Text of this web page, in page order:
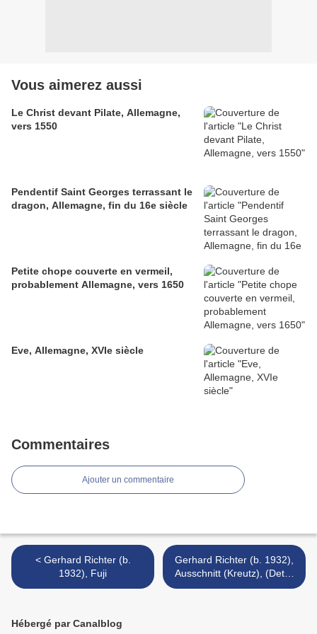
Vous aimerez aussi
Le Christ devant Pilate, Allemagne,
vers 1550
Pendentif Saint Georges terrassant le
dragon, Allemagne, fin du 16e siècle
Petite chope couverte en vermeil,
probablement Allemagne, vers 1650
Eve, Allemagne, XVIe siècle
Commentaires
Ajouter un commentaire
< Gerhard Richter (b.
1932), Fuji
Gerhard Richter (b. 1932),
Ausschnitt (Kreutz), (Detail
(Kreutz)). >
Hébergé par Canalblog